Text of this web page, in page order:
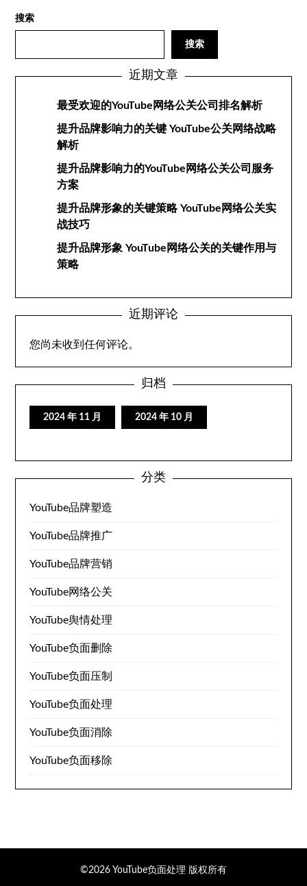
搜索
搜索
近期文章
最受欢迎的YouTube网络公关公司排名解析
提升品牌影响力的关键 YouTube公关网络战略
解析
提升品牌影响力的YouTube网络公关公司服务
方案
提升品牌形象的关键策略 YouTube网络公关实
战技巧
提升品牌形象 YouTube网络公关的关键作用与
策略
近期评论
您尚未收到任何评论。
归档
2024 年 11 月 2024 年 10 月
分类
YouTube品牌塑造
YouTube品牌推广
YouTube品牌营销
YouTube网络公关
YouTube舆情处理
YouTube负面删除
YouTube负面压制
YouTube负面处理
YouTube负面消除
YouTube负面移除
©2026 YouTube负面处理 版权所有